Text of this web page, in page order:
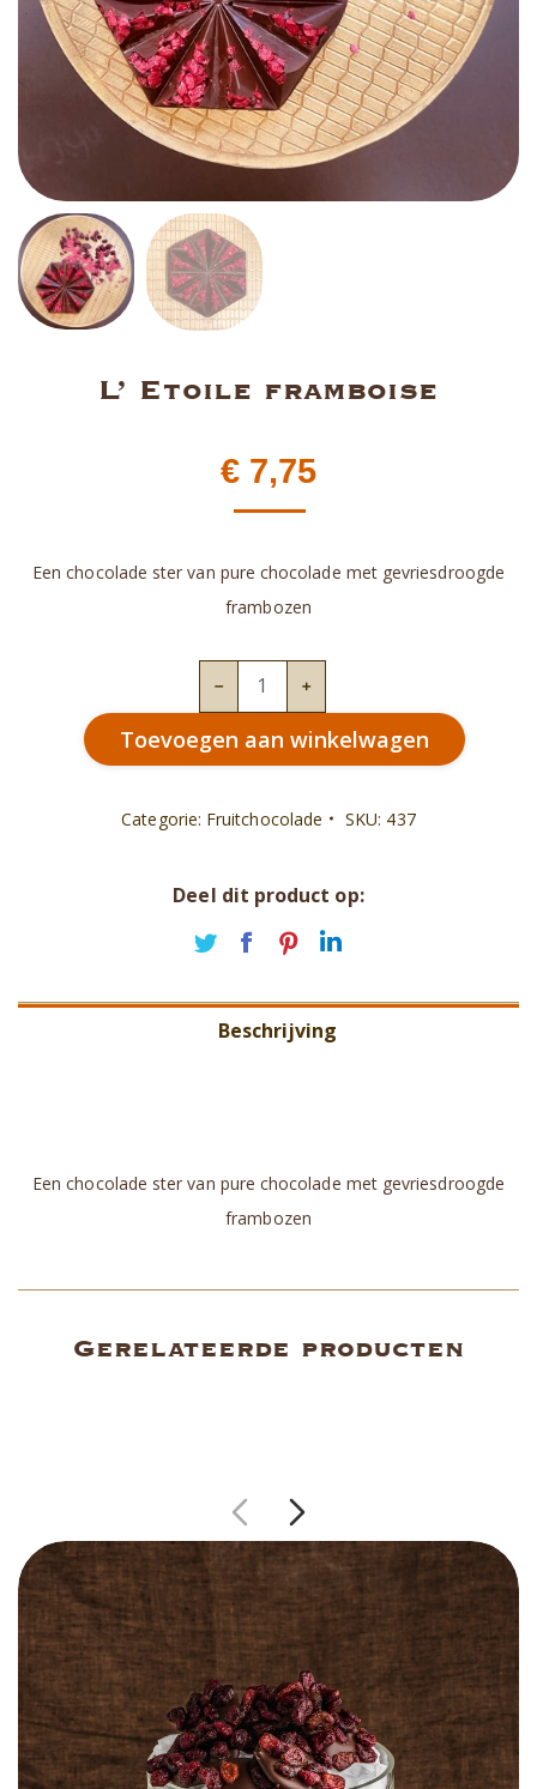
L’ Etoile framboise
€7,75
Een chocolade ster van pure chocolade met gevriesdroogde
frambozen
Etoile
framboise
Toevoegen aan winkelwagen
Categorie: Fruitchocolade SKU: 437
Deel dit product op:
Deel
Twitter
Deel
Facebook
Deel
Pinterest
LinkedIn
Beschrijving
Een chocolade ster van pure chocolade met gevriesdroogde
frambozen
Gerelateerde producten